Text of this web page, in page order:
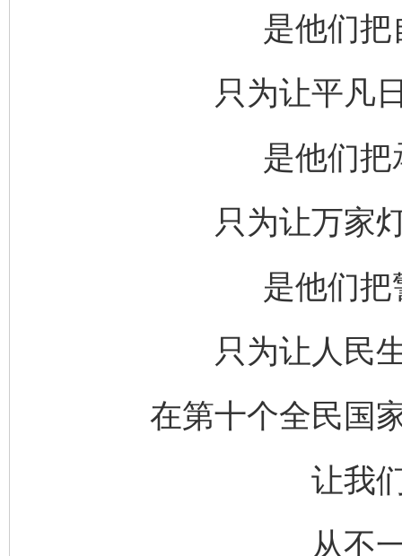
是他们
只为让平凡
是他们
只为让万家
是他们
只为让人民
在第十个全民国
让我
从不